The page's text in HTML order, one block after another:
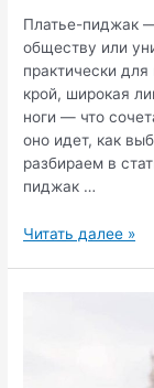
Платье-пиджак
обществу или
практически
крой, широкая
ноги — что
оно идет, как
разбираем в
пиджак …
Платье-
Читать далее »